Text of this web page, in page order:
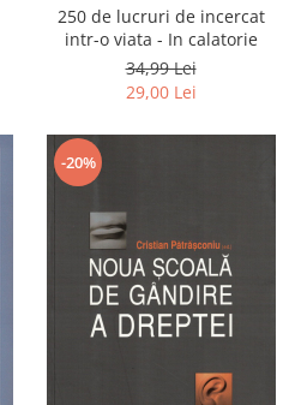
250 de lucruri de incercat
intr-o viata - In calatorie
34,99 Lei
29,00 Lei
-20%